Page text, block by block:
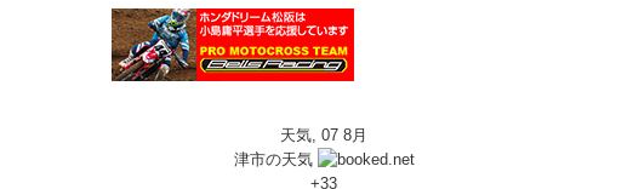
ングを楽しめるのか検証してみた｜Honda ゴールドウイング
ヒート】
ANNIVERSARY」を 受注期間限定で発売
CB650R E-Clutch
天気, 07 8月
津市の天気
+33